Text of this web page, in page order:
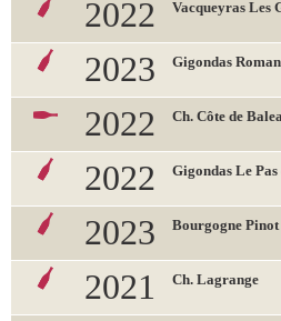
2022 Vacqueyras Les
2023 Gigondas
2022 Ch. Côte de
2022 Gigondas Le
2023 Bourgogne
2021 Ch. Lagrange